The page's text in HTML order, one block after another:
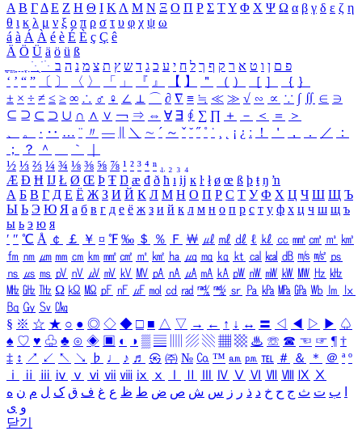
Α Β ΓΔ Ε Ζ Η Θ Ι ΚΛ Μ Ν Ξ Ο Π Ρ Σ ΤΥ Φ Χ Ψ Ω α β γ δ ε ζ η
θ ι κ λ μ ν ξ ο π ρ σ τ υ φ χ ψ ω
á à Á À é è É È ç Ç ê
Ä Ö Ü ä ö ü ß
ִֶֹ ֻּ ׁׂ פ ם ן ו ט א ר ק ף ך ל ח י ע כ ג ד ש ץ ת צ מ נ ה ב
‘ ’ “ ” 〔 〕 〈 〉 「 」 『 』 【 】 ＂ （ ） ［ ］ ｛ ｝
± × ÷ ≠ ≤ ≥ ∞ ∴ ♂ ♀ ∠ ⊥ ⌒ ∂ ∇ ≡ ≒ ≪ ≫ √ ∽ ∝ ∵ ∫ ∬ ∈ ∋
⊆ ⊇ ⊂ ⊃ ∪ ∩ ∧ ∨ ￢ ⇒ ⇔ ∀ ∃ ∮ ∑ ∏ ＋ － ＜ ＝
＞
、
。 · ‥ … ¨ 〃 ― ＼ ∼ ´ ～ ˇ ˘ ˝ ˚ ˙ ¸ ¡ ¿ ː ！ ＇ ， ． ／
：
；
？ ＾ ｀
½ ⅓ ⅔ ¼ ¾ ⅛ ⅜ ⅝ ⅞ ¹ ² ³ ⁴ ⁿ ₁ ₂ ₃ ₄
Æ Ð Ħ Ĳ Ł Ø Œ Þ Ŧ Ŋ æ đ ð ħ ı ĳ ĸ ŀ ł ø œ ß þ ŧ ŋ ŉ
А Б В Г Д Е Ё Ж З И Й К Л М Н О П Р С Т У Ф Х Ц Ч Ш Щ Ъ
Ы Ь Э Ю Я а б в г д е ё ж з и й к л м н о п р с т у ф х ц ч ш щ ъ
ы ь э ю я
′ ″ ℃ Å ￠ ￡ ￥ ¤ ℉ ‰ ＄ ％ Ｆ ￦ ㎕ ㎖ ㎗ ℓ ㎘ ㏄ ㎣ ㎤ ㎥ ㎦
㎙ ㎚ ㎛ ㎜ ㎝ ㎞ ㎟ ㎠ ㎡ ㎢ ㏊ ㎍ ㎎ ㎏ ㏏ ㎈ ㎉ ㏈ ㎧ ㎨ ㎰
㎱ ㎲ ㎳ ㎴ ㎵ ㎶ ㎷ ㎸ ㎹ ㎀ ㎁ ㎂ ㎃ ㎄ ㎺ ㎻ ㎽ ㎾ ㎿ ㎐ ㎑
㎒ ㎓ ㎔ Ω ㏀ ㏁ ㎊ ㎋ ㎌ ㏖ ㏅ ㎭ ㎮ ㎯ ㏛ ㎩ ㎪ ㎫ ㎬ ㏝ ㏐
㏓
㏃ ㏉ ㏜ ㏆
§ ※ ☆ ★ ○ ● ◎ ◇ ◆ □ ■ △ ▽ → ← ↑ ↓ ↔ 〓 ◁ ◀ ▷ ▶ ♤
♠ ♡ ♥ ♧ ♣ ⊙ ◈ ▣ ◐ ◑ ▒ ▤ ▨ ▧ ▦ ▩ ♨ ☏ ☎ ☜ ☞ ¶ †
‡ ↕ ↗ ↙ ↖ ↘ ♭ ♩ ♪ ♬ ㉿ ㈜ № ㏇ ™ ㏂ ㏘ ℡ ＃ ＆ ＊ ＠ ª º
ⅰ
ⅱ ⅲ ⅳ ⅴ ⅵ ⅶ ⅷ ⅸ ⅹ Ⅳ Ⅴ Ⅵ Ⅶ Ⅷ Ⅸ Ⅹ
ب ت ث ج ح خ د ذ ر ز س ش ص ض ط ظ ع غ ف ق ک ل م ن ه
و ی
닫기